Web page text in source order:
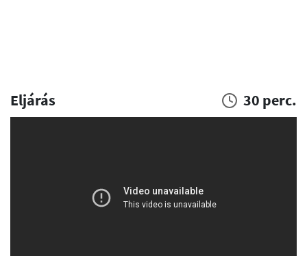
Eljárás 30 perc.